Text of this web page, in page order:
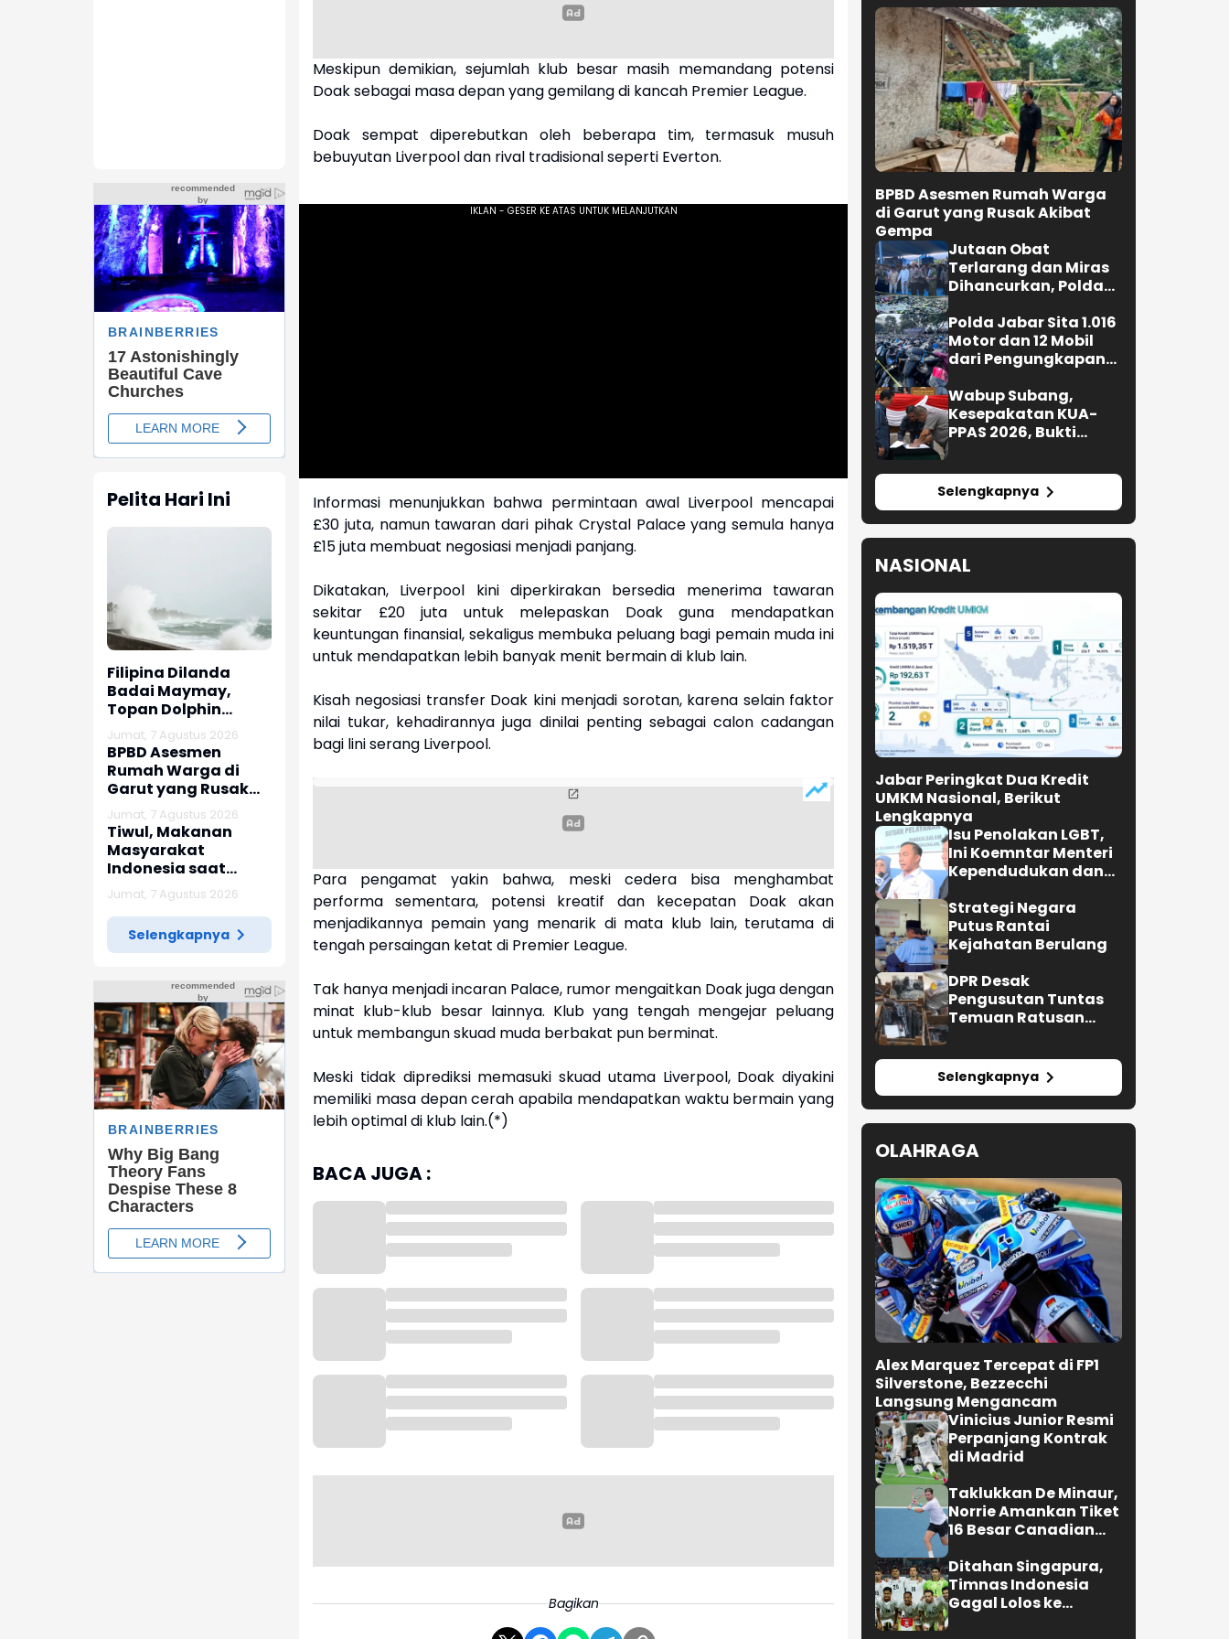
Pelita Hari Ini
Filipina Dilanda
Badai Maymay,
Topan Dolphin
Dekati Tiongkok dan
Taiwan
Jumat, 7 Agustus 2026
BPBD Asesmen
Rumah Warga di
Garut yang Rusak
Akibat Gempa
Jumat, 7 Agustus 2026
Tiwul, Makanan
Masyarakat
Indonesia saat
Penjajahan Jepang
Jumat, 7 Agustus 2026
Selengkapnya
Meskipun demikian, sejumlah klub besar masih memandang potensi
Doak sebagai masa depan yang gemilang di kancah Premier League.
Doak sempat diperebutkan oleh beberapa tim, termasuk musuh
bebuyutan Liverpool dan rival tradisional seperti Everton.
Informasi menunjukkan bahwa permintaan awal Liverpool mencapai
£30 juta, namun tawaran dari pihak Crystal Palace yang semula hanya
£15 juta membuat negosiasi menjadi panjang.
Dikatakan, Liverpool kini diperkirakan bersedia menerima tawaran
sekitar £20 juta untuk melepaskan Doak guna mendapatkan
keuntungan finansial, sekaligus membuka peluang bagi pemain muda ini
untuk mendapatkan lebih banyak menit bermain di klub lain.
Kisah negosiasi transfer Doak kini menjadi sorotan, karena selain faktor
nilai tukar, kehadirannya juga dinilai penting sebagai calon cadangan
bagi lini serang Liverpool.
Para pengamat yakin bahwa, meski cedera bisa menghambat
performa sementara, potensi kreatif dan kecepatan Doak akan
menjadikannya pemain yang menarik di mata klub lain, terutama di
tengah persaingan ketat di Premier League.
Tak hanya menjadi incaran Palace, rumor mengaitkan Doak juga dengan
minat klub-klub besar lainnya. Klub yang tengah mengejar peluang
untuk membangun skuad muda berbakat pun berminat.
Meski tidak diprediksi memasuki skuad utama Liverpool, Doak diyakini
memiliki masa depan cerah apabila mendapatkan waktu bermain yang
lebih optimal di klub lain.(*)
BACA JUGA :
Bagikan
BPBD Asesmen Rumah Warga
di Garut yang Rusak Akibat
Gempa
Jutaan Obat
Terlarang dan Miras
Dihancurkan, Polda
Tersangka
Polda Jabar Sita 1.016
Motor dan 12 Mobil
dari Pengungkapan
Wabup Subang,
Kesepakatan KUA-
PPAS 2026, Bukti
Selengkapnya
NASIONAL
Jabar Peringkat Dua Kredit
UMKM Nasional, Berikut
Lengkapnya
Isu Penolakan LGBT,
Ini Koemntar Menteri
Kependudukan dan
Keluarga
Strategi Negara
Putus Rantai
Kejahatan Berulang
DPR Desak
Pengusutan Tuntas
Temuan Ratusan
Selengkapnya
OLAHRAGA
Alex Marquez Tercepat di FP1
Silverstone, Bezzecchi
Langsung Mengancam
Vinicius Junior Resmi
Perpanjang Kontrak
di Madrid
Taklukkan De Minaur,
Norrie Amankan Tiket
16 Besar Canadian
Ditahan Singapura,
Timnas Indonesia
Gagal Lolos ke